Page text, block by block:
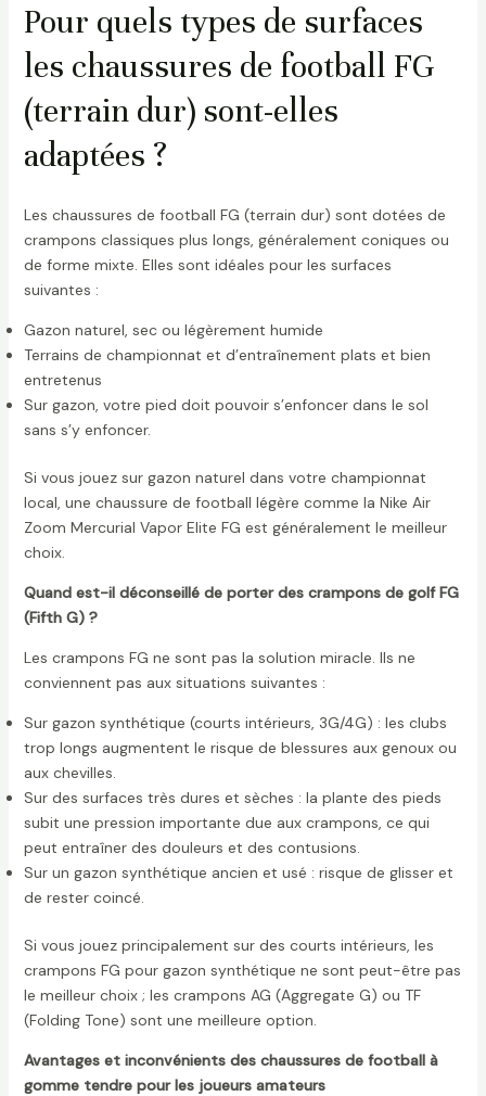
Pour quels types de surfaces
les chaussures de football FG
(terrain dur) sont-elles
adaptées ?
Les chaussures de football FG (terrain dur) sont dotées de
crampons classiques plus longs, généralement coniques ou
de forme mixte. Elles sont idéales pour les surfaces
suivantes :
Gazon naturel, sec ou légèrement humide
Terrains de championnat et d’entraînement plats et bien
entretenus
Sur gazon, votre pied doit pouvoir s’enfoncer dans le sol
sans s’y enfoncer.
Si vous jouez sur gazon naturel dans votre championnat
local, une chaussure de football légère comme la Nike Air
Zoom Mercurial Vapor Elite FG est généralement le meilleur
choix.
Quand est-il déconseillé de porter des crampons de golf FG
(Fifth G) ?
Les crampons FG ne sont pas la solution miracle. Ils ne
conviennent pas aux situations suivantes :
Sur gazon synthétique (courts intérieurs, 3G/4G) : les clubs
trop longs augmentent le risque de blessures aux genoux ou
aux chevilles.
Sur des surfaces très dures et sèches : la plante des pieds
subit une pression importante due aux crampons, ce qui
peut entraîner des douleurs et des contusions.
Sur un gazon synthétique ancien et usé : risque de glisser et
de rester coincé.
Si vous jouez principalement sur des courts intérieurs, les
crampons FG pour gazon synthétique ne sont peut-être pas
le meilleur choix ; les crampons AG (Aggregate G) ou TF
(Folding Tone) sont une meilleure option.
Avantages et inconvénients des chaussures de football à
gomme tendre pour les joueurs amateurs